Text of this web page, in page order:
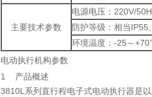
主要技术参数
电源电压：220V/
防护等级：相当
环境温度：-25～
电动执行机构参数
1 产品概述
3810L系列直行程电子式电动执行器是